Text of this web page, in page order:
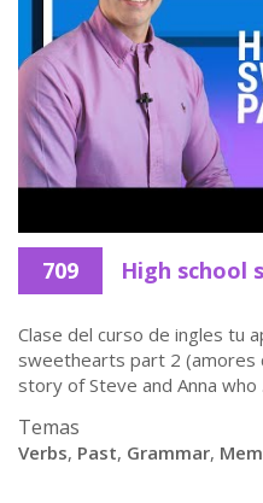
709 High school
Clase del curso de ingles tu
sweethearts part 2 (amores
story of Steve and Anna who
Temas
Verbs, Past, Grammar,